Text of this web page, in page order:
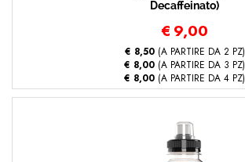
Decaffeinato)
€ 9,00
€ 8,50(A PARTIRE DA 2 PZ)
€ 8,00 (A PARTIRE DA 3 PZ)
€ 8,00 (A PARTIRE DA 4 PZ)